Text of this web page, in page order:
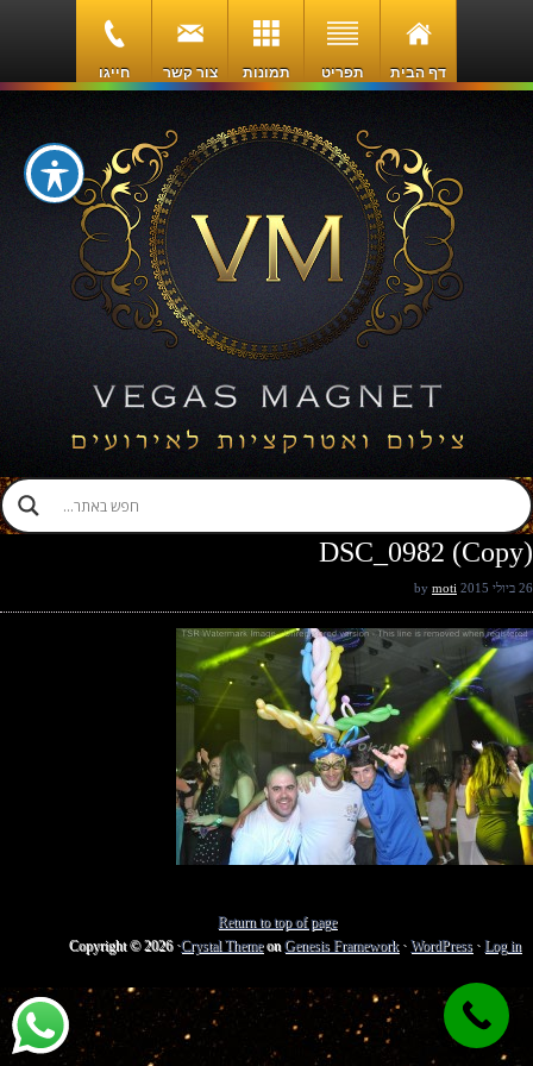
דף הבית תפריט תמונות צור קשר חייגו
DSC_0982 (Copy)
26 ביולי 2015 moti
Return to top of page
Copyright © 2026 ·Crystal ThemeonGenesis Framework· WordPress· Log in